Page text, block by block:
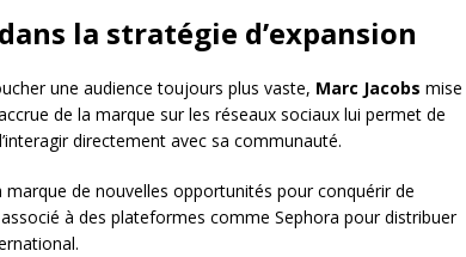
la stratégie d’expansion
une audience toujours plus vaste, Marc Jacobs mise
de la marque sur les réseaux sociaux lui permet de
directement avec sa communauté.
marque de nouvelles opportunités pour conquérir de
associé à des plateformes comme Sephora pour distribuer